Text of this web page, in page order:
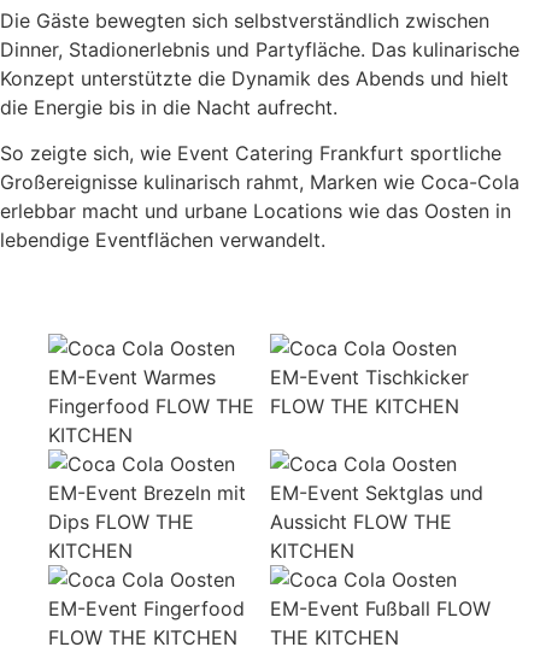
Die Gäste bewegten sich selbstverständlich zwischen
Dinner, Stadionerlebnis und Partyfläche. Das kulinarische
Konzept unterstützte die Dynamik des Abends und hielt
die Energie bis in die Nacht aufrecht.
So zeigte sich, wie Event Catering Frankfurt sportliche
Großereignisse kulinarisch rahmt, Marken wie Coca-Cola
erlebbar macht und urbane Locations wie das Oosten in
lebendige Eventflächen verwandelt.